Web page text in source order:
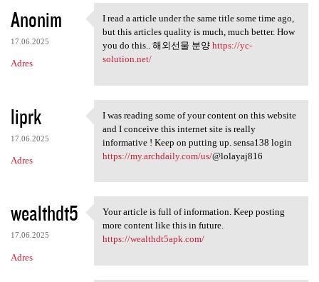
Anonim
17.06.2025
Adres
I read a article under the
I read a article under the same title some time ago,
but this articles quality is much, much better. How
you do this.. 해외선물 분양 https://yc-
solution.net/
liprk
17.06.2025
Adres
I was reading some of your
I was reading some of your content on this website
and I conceive this internet site is really
informative ! Keep on putting up. sensa138 login
https://my.archdaily.com/us/@lolayaj816
wealthdt5
17.06.2025
Adres
Your article is full of
Your article is full of information. Keep posting
more content like this in future.
https://wealthdt5apk.com/